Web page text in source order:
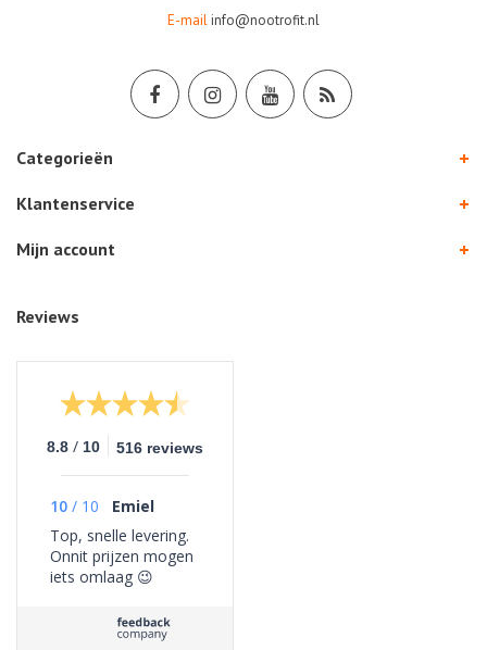
E-mailinfo@nootrofit.nl
Categorieën
Klantenservice
Mijn account
Reviews
8.8 / 10 516 reviews
10 / 10
Emiel
Top, snelle levering.
Onnit prijzen mogen
iets omlaag 😉